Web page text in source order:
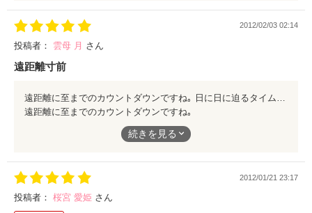
2012/02/03 02:14
投稿者： 雲母 月 さん
遠距離寸前
遠距離に至までのカウントダウンですね｡
日に日に迫るタイムリミットにまとまらない感情と素直に言えな
こういう彼氏欲しい!と心底思う作品でした(*^ω^*)
続きを見る
2012/01/21 23:17
投稿者： 桜宮 愛姫 さん